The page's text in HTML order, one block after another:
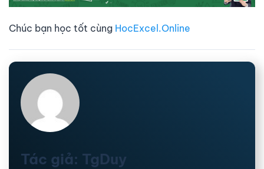
Chúc bạn học tốt cùng HocExcel.Online
Tác giả: TgDuy